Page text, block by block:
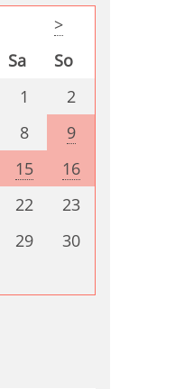
>
Sa
So
1
2
8
9
15
16
22
23
29
30